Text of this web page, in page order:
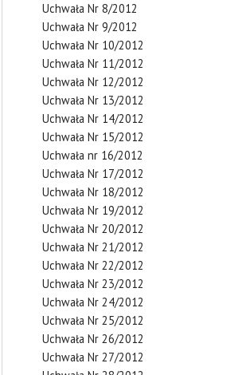
Uchwała Nr 8/2012
Uchwała Nr 9/2012
Uchwała Nr 10/2012
Uchwała Nr 11/2012
Uchwała Nr 12/2012
Uchwała Nr 13/2012
Uchwała Nr 14/2012
Uchwała Nr 15/2012
Uchwała nr 16/2012
Uchwała Nr 17/2012
Uchwała Nr 18/2012
Uchwała Nr 19/2012
Uchwała Nr 20/2012
Uchwała Nr 21/2012
Uchwała Nr 22/2012
Uchwała Nr 23/2012
Uchwała Nr 24/2012
Uchwała Nr 25/2012
Uchwała Nr 26/2012
Uchwała Nr 27/2012